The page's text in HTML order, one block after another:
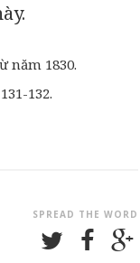
năm 1830.
132.
SPREAD THE WORD